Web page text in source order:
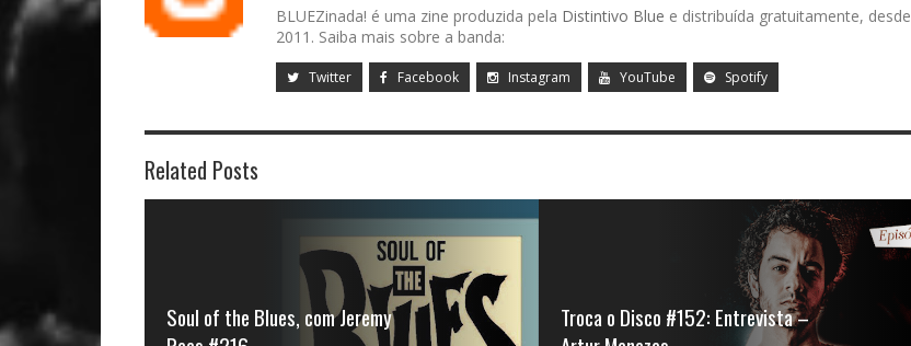
BLUEZinada! é uma zine produzida pela Distintivo Blue e distribuída gratuitamente, desde
2011. Saiba mais sobre a banda:
Twitter Facebook Instagram YouTube Spotify
Related Posts
Soul of the Blues, com Jeremy
Troca o Disco #152: Entrevista –